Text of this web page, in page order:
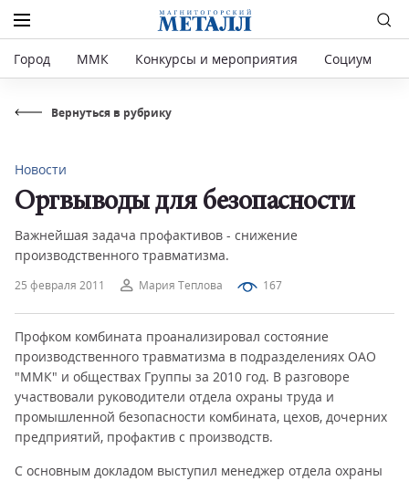
Город ММК Конкурсы и мероприятия Социум
Вернуться в рубрику
25 февраля 2011 Мария Теплова 167
Новости
Оргвыводы для безопасности
Важнейшая задача профактивов - снижение
производственного травматизма.
Профком комбината проанализировал состояние
производственного травматизма в подразделениях ОАО
"ММК" и обществах Группы за 2010 год. В разговоре
участвовали руководители отдела охраны труда и
промышленной безопасности комбината, цехов, дочерних
предприятий, профактив с производств.
С основным докладом выступил менеджер отдела охраны